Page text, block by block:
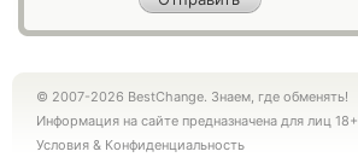
© 2007-2026 BestChange. Знаем, где обменять!
Информация на сайте предназначена для лиц 18+
Условия & Конфиденциальность